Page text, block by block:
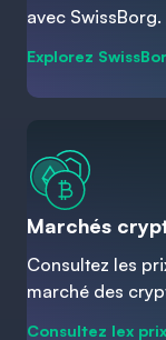
avec SwissBorg.
Explorez
Marchés
Consultez les
marché des
Consultez lex prix